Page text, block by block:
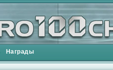
Награды